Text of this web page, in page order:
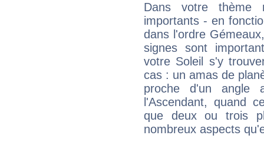
Dans votre thème
importants - en
dans l'ordre
signes sont
votre Soleil s'y
cas : un amas de
proche d'un
l'Ascendant, quand
que deux ou trois
nombreux aspects